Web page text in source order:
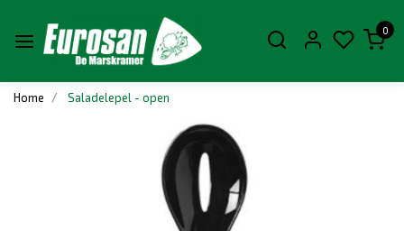
0
Home Saladelepel - open